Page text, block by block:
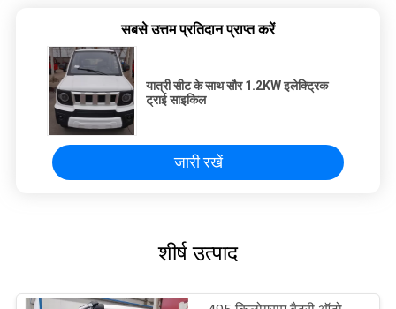
सबसे उत्तम प्रतिदान प्राप्त करें
यात्री सीट के साथ सौर 1.2KW इलेक्ट्रिक
ट्राई साइकिल
जारी रखें
शीर्ष उत्पाद